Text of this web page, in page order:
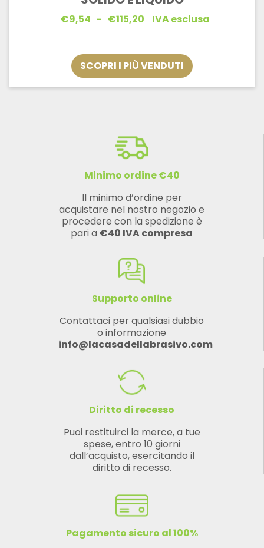
€9,54 - €115,20Fascia
da
€9,54
a
€115,20
IVA esclusa
SCOPRI I PIÙ VENDUTI
Minimo ordine €40
Il minimo d’ordine per
acquistare nel nostro negozio e
procedere con la spedizione è
pari a €40 IVA compresa
Supporto online
Contattaci per qualsiasi dubbio
o informazione
info@lacasadellabrasivo.com
Diritto di recesso
Puoi restituirci la merce, a tue
spese, entro 10 giorni
dall’acquisto, esercitando il
diritto di recesso.
Pagamento sicuro al 100%